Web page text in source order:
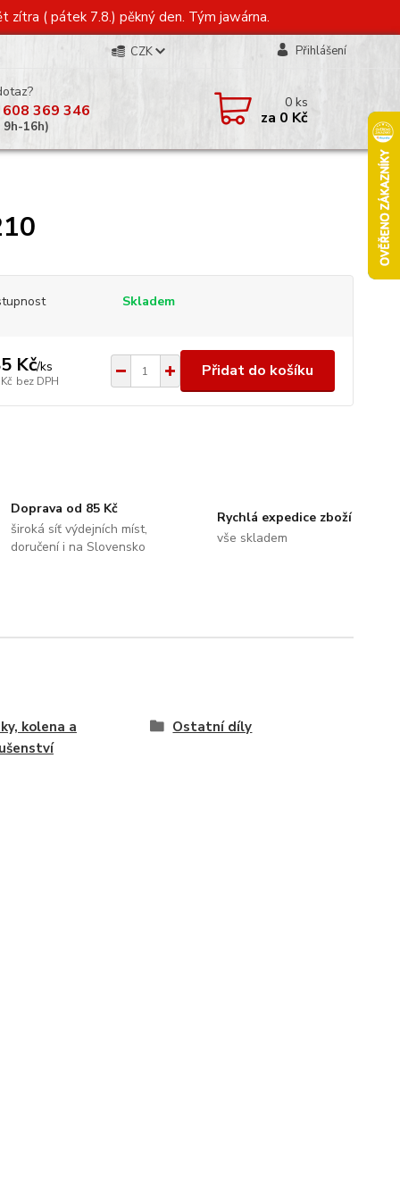
zítra ( pátek 7.8.) pěkný den. Tým jawárna.
CZK Přihlášení
369 346
9h-16h)
0ks
za 0 Kč
Skladem
Kč/ks
bez DPH
Přidat do košíku
Doprava od 85 Kč
široká síť výdejních míst,
doručení i na Slovensko
Rychlá expedice zboží
vše skladem
kolena a
Ostatní díly